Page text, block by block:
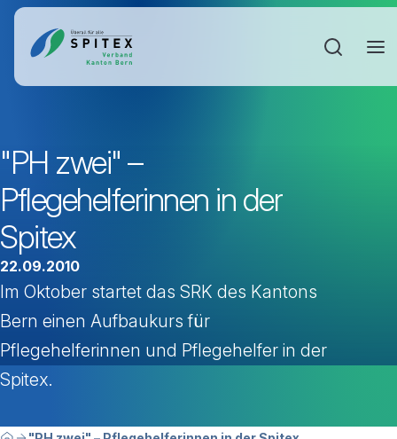
"PH zwei" –
Pflegehelferinnen in der
Spitex
22.09.2010
Im Oktober startet das SRK des Kantons
Bern einen Aufbaukurs für
Pflegehelferinnen und Pflegehelfer in der
Spitex.